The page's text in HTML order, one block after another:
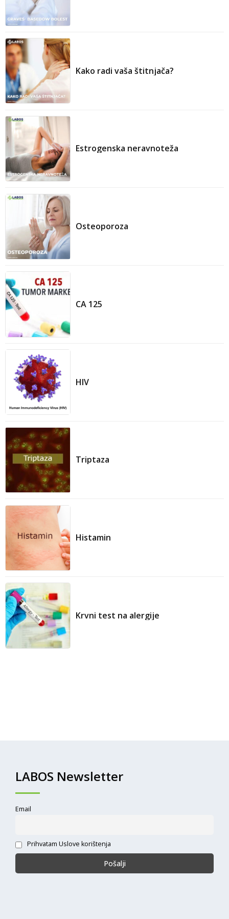
Funkcionalne testove jetre;
Testiranje na genetske mutacije;
Biopsiju koštane srži.
Kako radi vaša štitnjača?
Estrogenska neravnoteža
Osteoporoza
CA 125
HIV
Triptaza
Histamin
Krvni test na alergije
LABOS Newsletter
Email
Prihvatam Uslove korištenja